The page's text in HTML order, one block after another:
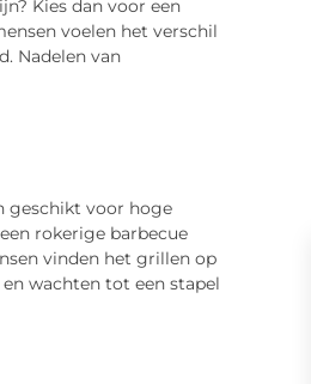
Kies dan voor een
voelen het verschil
Nadelen van
geschikt voor hoge
rokerige barbecue
vinden het grillen op
wachten tot een stapel